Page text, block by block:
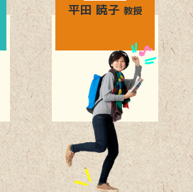
平田 暁子 教授